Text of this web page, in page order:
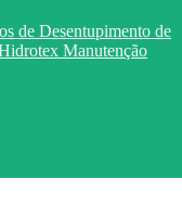
de Desentupimento de
Manutenção